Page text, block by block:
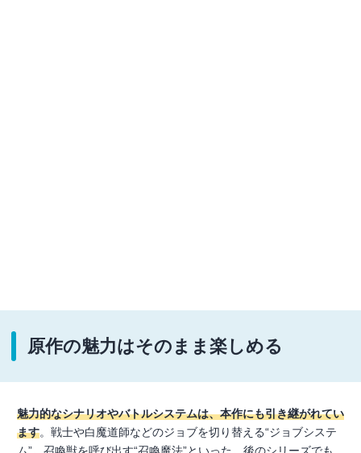
原作の魅力はそのまま楽しめる
魅力的なシナリオやバトルシステムは、本作にも引き継がれてい
ます。戦士や白魔道師などのジョブを切り替える“ジョブシステ